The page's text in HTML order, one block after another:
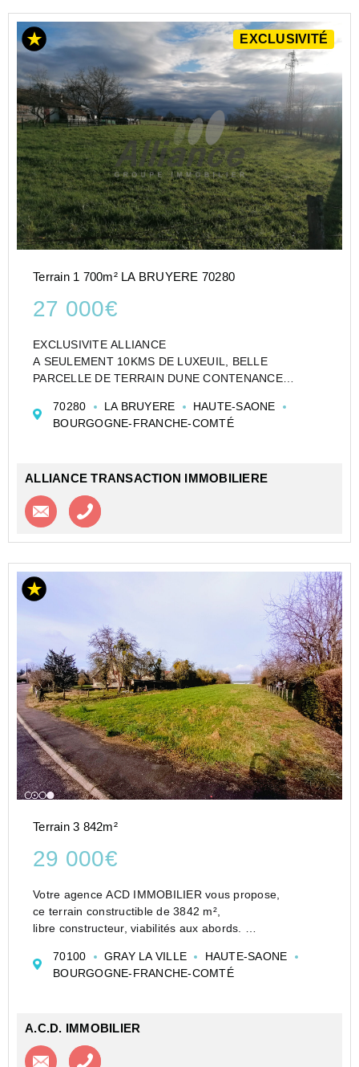
EXCLUSIVITÉ
Terrain 1 700m² LA BRUYERE 70280
27 000€
EXCLUSIVITE ALLIANCE
A SEULEMENT 10KMS DE LUXEUIL, BELLE
PARCELLE DE TERRAIN DUNE CONTENANCE
70280
LA BRUYERE
HAUTE-SAONE
BOURGOGNE-FRANCHE-COMTÉ
ALLIANCE TRANSACTION IMMOBILIERE
Contacter l'agence
Terrain 3 842m²
29 000€
Votre agence ACD IMMOBILIER vous propose,
ce terrain constructible de 3842 m²,
libre constructeur, viabilités aux abords.
renseignements.
70100 GRAY LA VILLE
HAUTE-SAONE
BOURGOGNE-FRANCHE-COMTÉ
A.C.D. IMMOBILIER
Contacter l'agence